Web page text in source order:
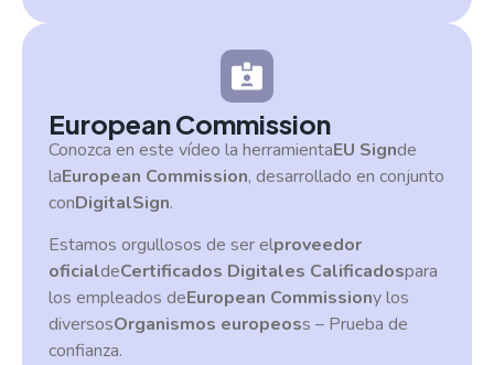
European Commission
Conozca en este vídeo la herramientaEU Signde
laEuropean Commission, desarrollado en conjunto
conDigitalSign.
Estamos orgullosos de ser elproveedor
oficialdeCertificados Digitales Calificadospara
los empleados deEuropean Commissiony los
diversosOrganismos europeoss – Prueba de
confianza.